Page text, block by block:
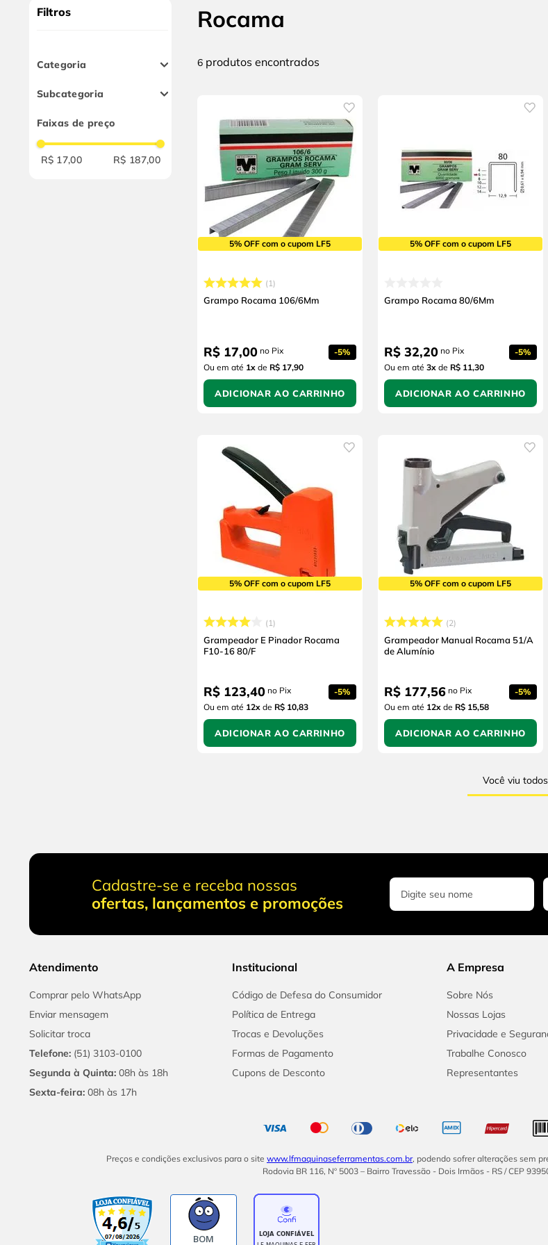
Filtros
Categoria
Grampos
Subcategoria
Grampeador Manual
Faixas de preço
R$ 17,00 R$ 187,00
Rocama
6 produtos
5% OFF com o cupom LF5
1
Grampo Rocama 106/6Mm
R$ 17,00 no Pix -5%
Ou em até 1x de R$ 17,90
ADICIONAR AO CARRINHO
5% OFF com o cupom LF5
Grampo Rocama 80/6Mm
R$ 32,20 no Pix -5%
Ou em até 3x de R$ 11,30
ADICIONAR AO CARRINHO
5% OFF com o cupom LF5
1
Grampeador E Pinador Rocama
F10-16 80/F
R$ 123,40 no Pix -5%
Ou em até 12x de R$ 10,83
ADICIONAR AO CARRINHO
5% OFF com o cupom LF5
2
Grampeador Manual Rocama 51/A
de Alumínio
R$ 177,56 no Pix -5%
Ou em até 12x de R$ 15,58
ADICIONAR AO CARRINHO
Você viu
Cadastre-se e receba nossas
ofertas, lançamentos e promoções
Atendimento
Comprar pelo WhatsApp
Enviar mensagem
Solicitar troca
Telefone: (51) 3103-0100
Segunda à Quinta: 08h às 18h
Sexta-feira: 08h às 17h
Institucional
Código de Defesa do Consumidor
Política de Entrega
Trocas e Devoluções
Formas de Pagamento
Cupons de Desconto
A Empresa
Sobre Nós
Nossas Lojas
Privacidade e
Trabalhe Conosco
Representantes
Preços e condições exclusivos para o site www.lfmaquinaseferramentas.com.br, podendo sofrer alterações sem
Rodovia BR 116, Nº 5003 – Bairro Travessão - Dois Irmãos - RS / CEP
BOM